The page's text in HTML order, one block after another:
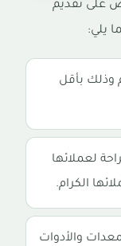
على تقديم
يلي:
وذلك بأقل
لعملائها
الكرام.
والأدوات